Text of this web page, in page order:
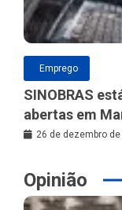
Emprego
SINOBRAS
abertas em
26 de dezembro
Opinião